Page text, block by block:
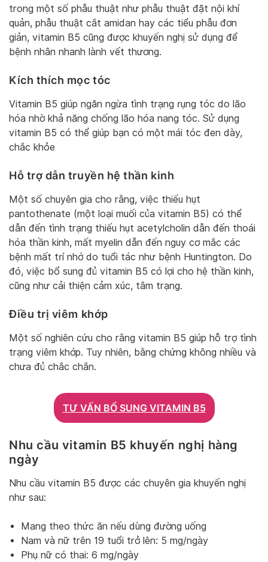
trong một số phẫu thuật như phẫu thuật đặt nội khí
quản, phẫu thuật cắt amidan hay các tiểu phẫu đơn
giản, vitamin B5 cũng được khuyến nghị sử dụng để
bệnh nhân nhanh lành vết thương.
Kích thích mọc tóc
Vitamin B5 giúp ngăn ngừa tình trạng rụng tóc do lão
hóa nhờ khả năng chống lão hóa nang tóc. Sử dụng
vitamin B5 có thể giúp bạn có một mái tóc đen dày,
chắc khỏe
Hỗ trợ dẫn truyền hệ thần kinh
Một số chuyên gia cho rằng, việc thiếu hụt
pantothenate (một loại muối của vitamin B5) có thể
dẫn đến tình trạng thiếu hụt acetylcholin dẫn đến thoái
hóa thần kinh, mất myelin dẫn đến nguy cơ mắc các
bệnh mất trí nhớ do tuổi tác như bệnh Huntington. Do
đó, việc bổ sung đủ vitamin B5 có lợi cho hệ thần kinh,
cũng như cải thiện cảm xúc, tâm trạng.
Điều trị viêm khớp
Một số nghiên cứu cho rằng vitamin B5 giúp hỗ trợ tình
trạng viêm khớp. Tuy nhiên, bằng chứng không nhiều và
chưa đủ chắc chắn.
TƯ VẤN BỔ SUNG VITAMIN B5
Nhu cầu vitamin B5 khuyến nghị hàng
ngày
Nhu cầu vitamin B5 được các chuyên gia khuyến nghị
như sau:
Mang theo thức ăn nếu dùng đường uống
Nam và nữ trên 19 tuổi trở lên: 5 mg/ngày
Phụ nữ có thai: 6 mg/ngày